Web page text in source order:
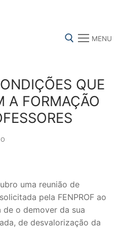
Search for:
MENU
COMUM
QUE
A FORMAÇÃO
uma reunião de
pela FENPROF ao
de o demover da sua
de desvalorização da